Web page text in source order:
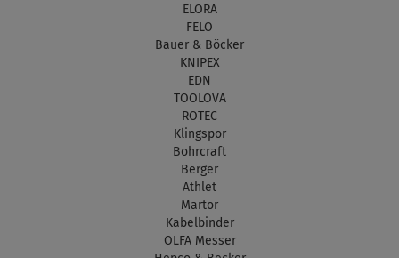
ELORA
FELO
Bauer & Böcker
KNIPEX
EDN
TOOLOVA
ROTEC
Klingspor
Bohrcraft
Berger
Athlet
Martor
Kabelbinder
OLFA Messer